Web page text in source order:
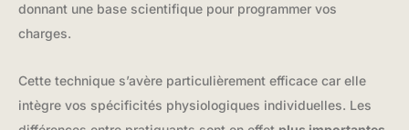
donnant une base scientifique pour programmer vos
charges.
Cette technique s’avère particulièrement efficace car elle
intègre vos spécificités physiologiques individuelles. Les